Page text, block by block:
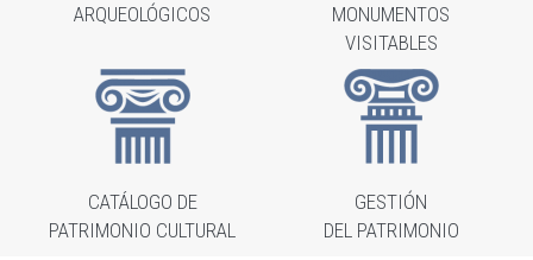
ARQUEOLÓGICOS
MONUMENTOS
VISITABLES
CATÁLOGO DE
PATRIMONIO CULTURAL
GESTIÓN
DEL PATRIMONIO